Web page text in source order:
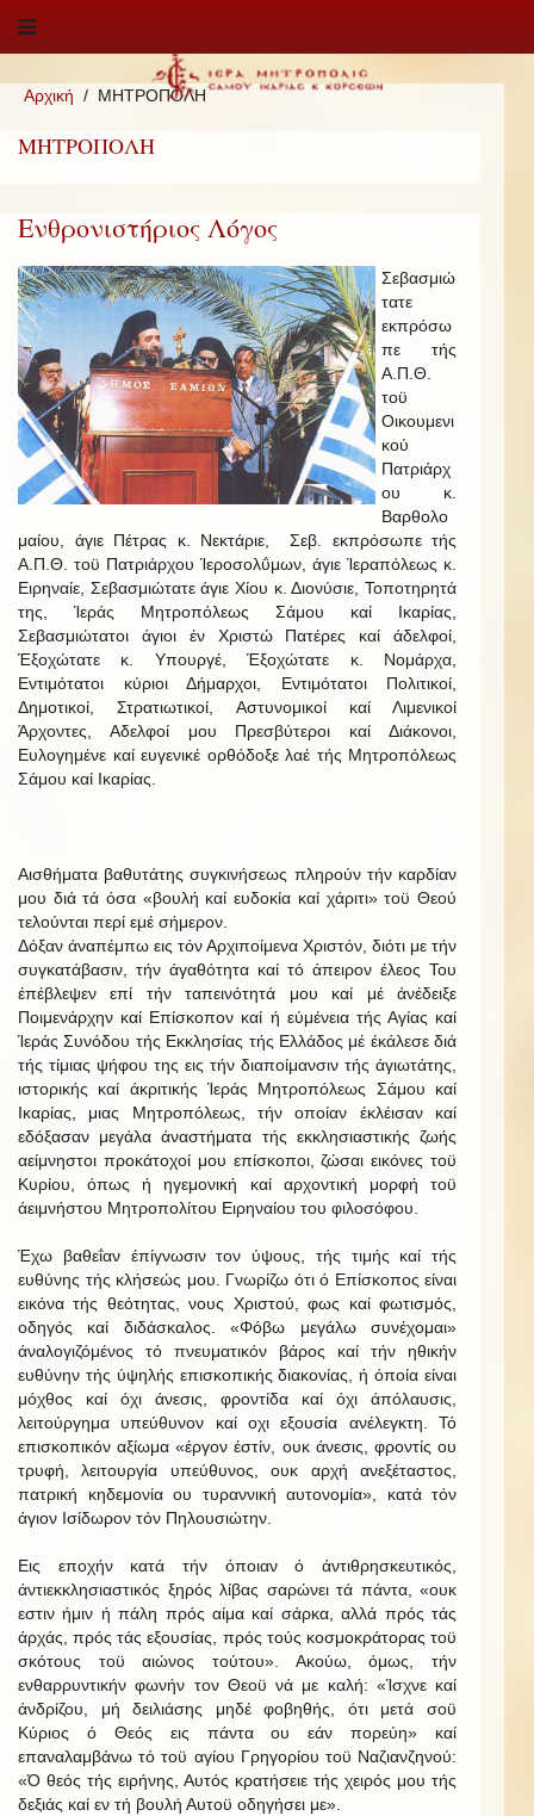
Αρχική ΜΗΤΡΟΠΟΛΗ
ΜΗΤΡΟΠΟΛΗ
Ενθρονιστήριος Λόγος
Σεβασμιώ
τατε
εκπρόσω
πε τής
Α.Π.Θ.
τοϋ
Οικουμενι
κού
Πατριάρχ
ου κ.
Βαρθολο
μαίου, άγιε Πέτρας κ. Νεκτάριε, Σεβ. εκπρόσωπε τής
Α.Π.Θ. τοϋ Πατριάρχου Ίεροσολΰμων, άγιε Ίεραπόλεως κ.
Ειρηναίε, Σεβασμιώτατε άγιε Χίου κ. Διονύσιε, Τοποτηρητά
της, Ίεράς Μητροπόλεως Σάμου καί Ικαρίας,
Σεβασμιώτατοι άγιοι έν Χριστώ Πατέρες καί άδελφοί,
Έξοχώτατε κ. Υπουργέ, Έξοχώτατε κ. Νομάρχα,
Εντιμότατοι κύριοι Δήμαρχοι, Εντιμότατοι Πολιτικοί,
Δημοτικοί, Στρατιωτικοί, Αστυνομικοί καί Λιμενικοί
Άρχοντες, Αδελφοί μου Πρεσβύτεροι καί Διάκονοι,
Ευλογημένε καί ευγενικέ ορθόδοξε λαέ τής Μητροπόλεως
Σάμου καί Ικαρίας.
Αισθήματα βαθυτάτης συγκινήσεως πληρούν τήν καρδίαν
μου διά τά όσα «βουλή καί ευδοκία καί χάριτι» τοϋ Θεού
τελούνται περί εμέ σήμερον.
Δόξαν άναπέμπω εις τόν Αρχιποίμενα Χριστόν, διότι με τήν
συγκατάβασιν, τήν άγαθότητα καί τό άπειρον έλεος Του
έπέβλεψεν επί τήν ταπεινότητά μου καί μέ άνέδειξε
Ποιμενάρχην καί Επίσκοπον καί ή εύμένεια τής Αγίας καί
Ίεράς Συνόδου τής Εκκλησίας τής Ελλάδος μέ έκάλεσε διά
τής τίμιας ψήφου της εις τήν διαποίμανσιν τής άγιωτάτης,
ιστορικής καί άκριτικής Ίεράς Μητροπόλεως Σάμου καί
Ικαρίας, μιας Μητροπόλεως, τήν οποίαν έκλέισαν καί
εδόξασαν μεγάλα άναστήματα τής εκκλησιαστικής ζωής
αείμνηστοι προκάτοχοί μου επίσκοποι, ζώσαι εικόνες τοϋ
Κυρίου, όπως ή ηγεμονική καί αρχοντική μορφή τοϋ
άειμνήστου Μητροπολίτου Ειρηναίου του φιλοσόφου.
Έχω βαθεΐαν έπίγνωσιν τον ύψους, τής τιμής καί τής
ευθύνης τής κλήσεώς μου. Γνωρίζω ότι ό Επίσκοπος είναι
εικόνα τής θεότητας, νους Χριστού, φως καί φωτισμός,
οδηγός καί διδάσκαλος. «Φόβω μεγάλω συνέχομαι»
άναλογιζόμένος τό πνευματικόν βάρος καί τήν ηθικήν
ευθύνην τής ύψηλής επισκοπικής διακονίας, ή όποία είναι
μόχθος καί όχι άνεσις, φροντίδα καί όχι άπόλαυσις,
λειτούργημα υπεύθυνον καί οχι εξουσία ανέλεγκτη. Τό
επισκοπικόν αξίωμα «έργον έστίν, ουκ άνεσις, φροντίς ου
τρυφή, λειτουργία υπεύθυνος, ουκ αρχή ανεξέταστος,
πατρική κηδεμονία ου τυραννική αυτονομία», κατά τόν
άγιον Ισίδωρον τόν Πηλουσιώτην.
Εις εποχήν κατά τήν όποιαν ό άντιθρησκευτικός,
άντιεκκλησιαστικός ξηρός λίβας σαρώνει τά πάντα, «ουκ
εστιν ήμιν ή πάλη πρός αίμα καί σάρκα, αλλά πρός τάς
άρχάς, πρός τάς εξουσίας, πρός τούς κοσμοκράτορας τοϋ
σκότους τοϋ αιώνος τούτου». Ακούω, όμως, τήν
ενθαρρυντικήν φωνήν τον Θεοϋ νά με καλή: «Ίσχνε καί
άνδρίζου, μή δειλιάσης μηδέ φοβηθής, ότι μετά σοϋ
Κύριος ό Θεός εις πάντα ου εάν πορεύη» καί
επαναλαμβάνω τό τοϋ αγίου Γρηγορίου τοϋ Ναζιανζηνού:
«Ό θεός τής ειρήνης, Αυτός κρατήσειε τής χειρός μου τής
δεξιάς καί εν τή βουλή Αυτοϋ οδηγήσει με».